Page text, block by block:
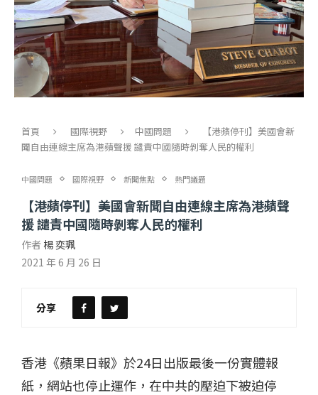
首頁 國際視野 中國問題
【港蘋停刊】美國會新
聞自由連線主席為港蘋聲援 譴責中國隨時剝奪人民的權利
中國問題 國際視野 新聞焦點 熱門議題
【港蘋停刊】美國會新聞自由連線主席為港蘋聲
援 譴責中國隨時剝奪人民的權利
作者 楊 奕珮
2021 年 6 月 26 日
分享
香港《蘋果日報》於24日出版最後一份實體報
紙，網站也停止運作，在中共的壓迫下被迫停